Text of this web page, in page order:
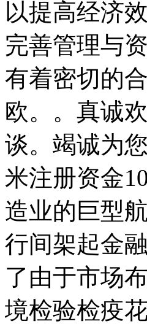
以提高经济
完善管理与
有着密切的
欧。。真诚
谈。竭诚为
米注册资金
造业的巨型
行间架起金
了由于市场
境检验检疫